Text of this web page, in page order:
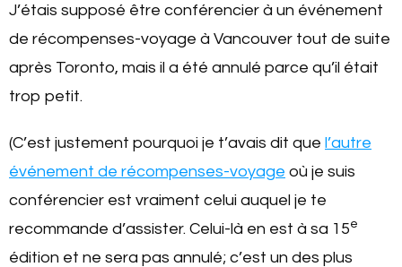
J’étais supposé être conférencier à un événement
de récompenses-voyage à Vancouver tout de suite
après Toronto, mais il a été annulé parce qu’il était
trop petit.
(C’est justement pourquoi je t’avais dit que l’autre
événement de récompenses-voyage où je suis
conférencier est vraiment celui auquel je te
recommande d’assister. Celui-là en est à sa 15e
édition et ne sera pas annulé; c’est un des plus